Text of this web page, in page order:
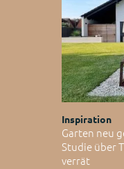
Inspiration
Garten neu
Studie über
verrät